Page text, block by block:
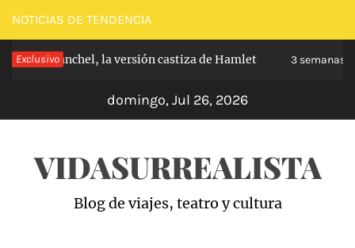
Saltar
al
contenido
NOTICIAS DE TENDENCIA
Exclusivo
Carabanchel, la versión castiza de Hamlet 3 semanas
domingo, Jul 26, 2026
VIDASURREALISTA
Blog de viajes, teatro y cultura